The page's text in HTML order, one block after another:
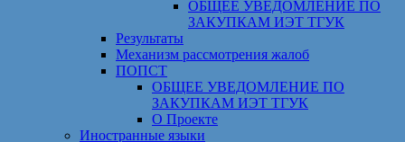
ОБЩЕЕ УВЕДОМЛЕНИЕ ПО
ЗАКУПКАМ ИЭТ ТГУК
Результаты
Механизм рассмотрения жалоб
ПОПСТ
ОБЩЕЕ УВЕДОМЛЕНИЕ ПО
ЗАКУПКАМ ИЭТ ТГУК
О Проекте
Иностранные языки